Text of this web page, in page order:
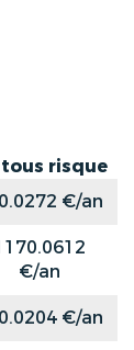
risque
€/an
€/an
€/an